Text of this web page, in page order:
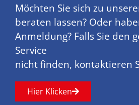
Möchten Sie sich zu
beraten lassen? Oder
Anmeldung? Falls Sie den
Service
nicht finden, kontaktieren
Hier Klicken